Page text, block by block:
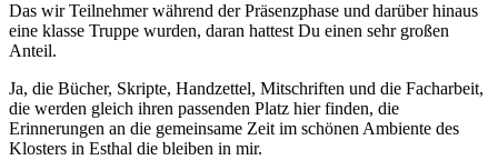
Das wir Teilnehmer während der Präsenzphase und darüber hinaus
eine klasse Truppe wurden, daran hattest Du einen sehr großen
Anteil.
Ja, die Bücher, Skripte, Handzettel, Mitschriften und die Facharbeit,
die werden gleich ihren passenden Platz hier finden, die
Erinnerungen an die gemeinsame Zeit im schönen Ambiente des
Klosters in Esthal die bleiben in mir.